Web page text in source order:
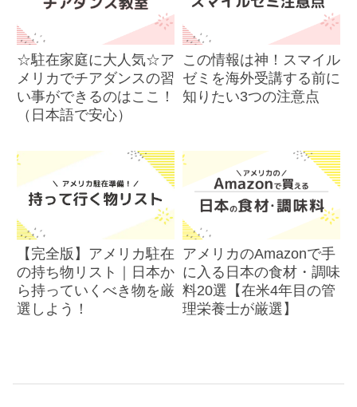
☆駐在家庭に大人気☆ア
メリカでチアダンスの習
い事ができるのはここ！
（日本語で安心）
この情報は神！スマイル
ゼミを海外受講する前に
知りたい3つの注意点
【完全版】アメリカ駐在
の持ち物リスト｜日本か
ら持っていくべき物を厳
選しよう！
アメリカのAmazonで手
に入る日本の食材・調味
料20選【在米4年目の管
理栄養士が厳選】